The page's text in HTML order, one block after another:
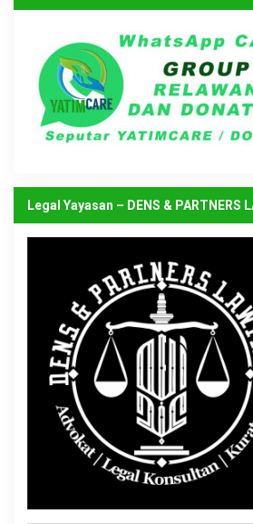
Legal Yayasan – DENS & PARTNERS